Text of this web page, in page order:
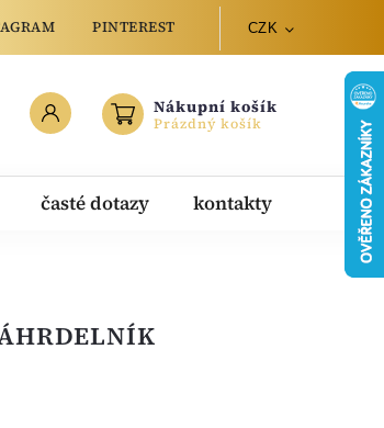
PINTEREST CZK
Nákupní košík
Prázdný košík
časté dotazy kontakty